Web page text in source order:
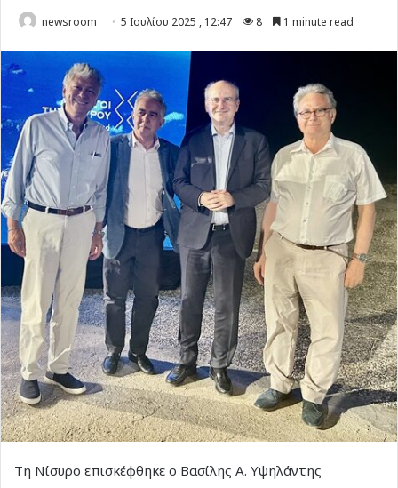
newsroom 5 Ιουλίου 2025 , 12:47 8 1 minute read
Τη Νίσυρο επισκέφθηκε ο Βασίλης Α. Υψηλάντης